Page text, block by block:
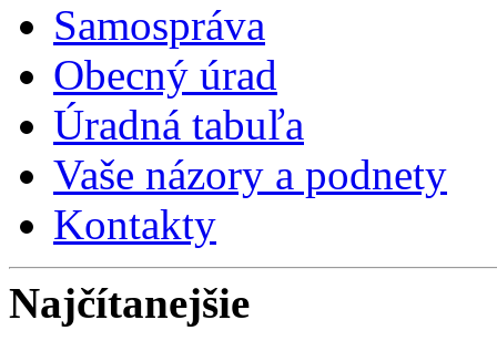
Samospráva
Obecný úrad
Úradná tabuľa
Vaše názory a podnety
Kontakty
Najčítanejšie